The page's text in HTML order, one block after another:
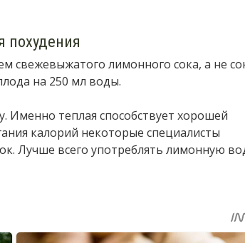
похудения
свежевыжатого лимонного сока, а не
на 250 мл воды.
Именно теплая способствует хорошей
калорий некоторые специалисты
Лучше всего употреблять лимонную